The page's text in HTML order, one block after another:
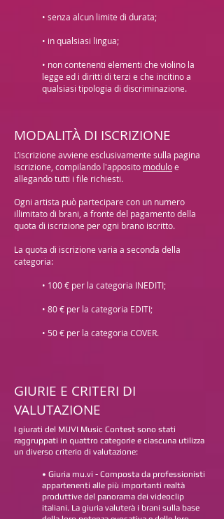
• senza alcun limite di durata;
• in qualsiasi lingua;
• non contenenti elementi che violino la
legge ed i diritti di terzi e che incitino a
qualsiasi tipologia di discriminazione.
MODALITÀ DI ISCRIZIONE
L’iscrizione avviene esclusivamente sulla pagina
iscrizione, compilando l'apposito moduloe
allegando tutti i file richiesti.
Ogni artista può partecipare con un numero
illimitato di brani, a fronte del pagamento della
quota di iscrizione per ogni brano iscritto.
La quota di iscrizione varia a seconda della
categoria:
• 100 € per la categoria INEDITI;
• 80 € per la categoria EDITI;
• 50 € per la categoria COVER.
GIURIE E CRITERI DI
VALUTAZIONE
I giurati del MUVI Music Contest sono stati
raggruppati in quattro categorie e ciascuna utilizza
un diverso criterio di valutazione:
• Giuria mu.vi - Composta da professionisti
appartenenti alle più importanti realtà
produttive del panorama dei videoclip
italiani. La giuria valuterà i brani sulla base